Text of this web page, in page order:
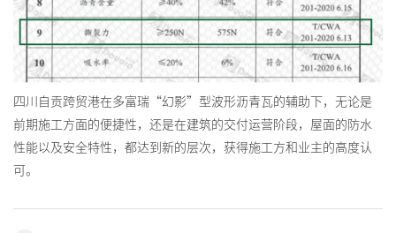
四川自贡跨贸港在多富瑞“幻影”型波形沥青瓦的辅助下，无论是
前期施工方面的便捷性，还是在建筑的交付运营阶段，屋面的防水
性能以及安全特性，都达到新的层次，获得施工方和业主的高度认
可。